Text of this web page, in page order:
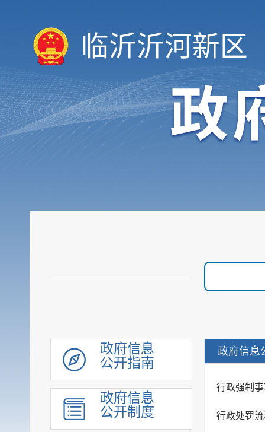
临沂沂河新区
政府信息
公开指南
政府信息
公开制度
机构职能
公示公告
会议公开
政府信息
行政强制
行政处罚